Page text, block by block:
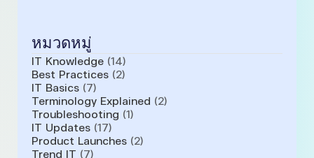
หมวดหมู่
IT Knowledge (14)
Best Practices (2)
IT Basics (7)
Terminology Explained (2)
Troubleshooting (1)
IT Updates (17)
Product Launches (2)
Trend IT (7)